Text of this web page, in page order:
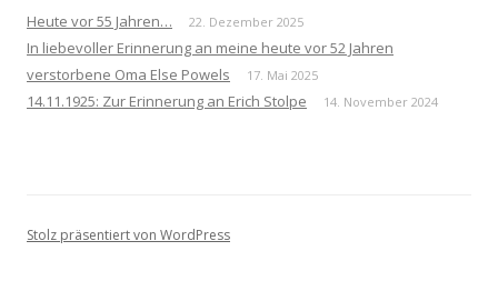
Heute vor 55 Jahren… 22. Dezember 2025
In liebevoller Erinnerung an meine heute vor 52 Jahren
verstorbene Oma Else Powels
17. Mai 2025
14.11.1925: Zur Erinnerung an Erich Stolpe 14. November 2024
Stolz präsentiert von WordPress